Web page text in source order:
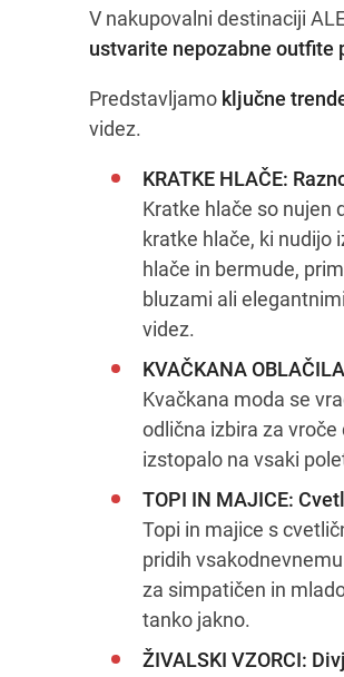
V nakupovalni destinaciji
ustvarite nepozabne outfite
Predstavljamo ključne
videz.
KRATKE HLAČE:
Kratke hlače so nujen
kratke hlače, ki nudijo
hlače in bermude,
bluzami ali
videz.
KVAČKANA
Kvačkana moda se
odlična izbira za
izstopalo na vsaki
TOPI IN MAJICE:
Topi in majice s
pridih
za simpatičen in
tanko jakno.
ŽIVALSKI VZORCI: